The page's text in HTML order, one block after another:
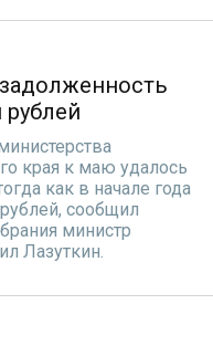
края к маю удалось
как в начале года
сообщил
министр
Лазуткин.